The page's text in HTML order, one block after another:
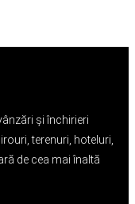
și închirieri
terenuri, hoteluri,
de cea mai înaltă